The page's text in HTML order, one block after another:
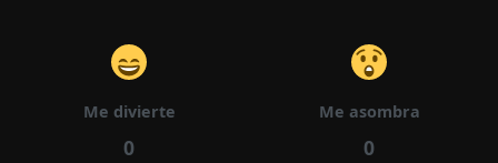
Me divierte
0
Me asombra
0